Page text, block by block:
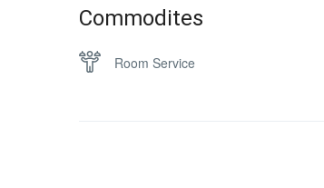
Banc de lit
Armoire penderie
Commodites
Room Service